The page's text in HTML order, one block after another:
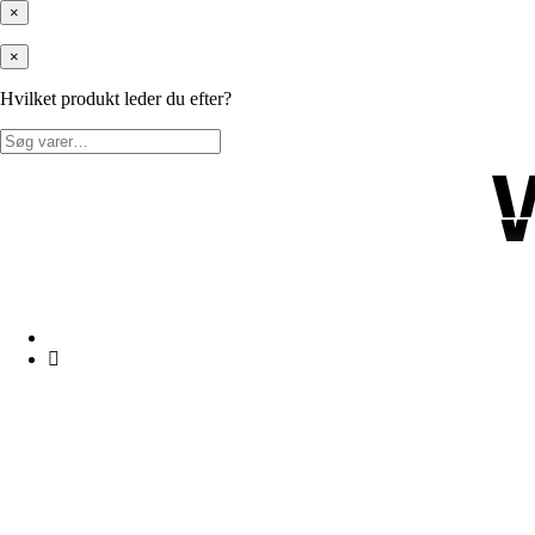
×
×
Hvilket produkt leder du efter?
Søg
efter: